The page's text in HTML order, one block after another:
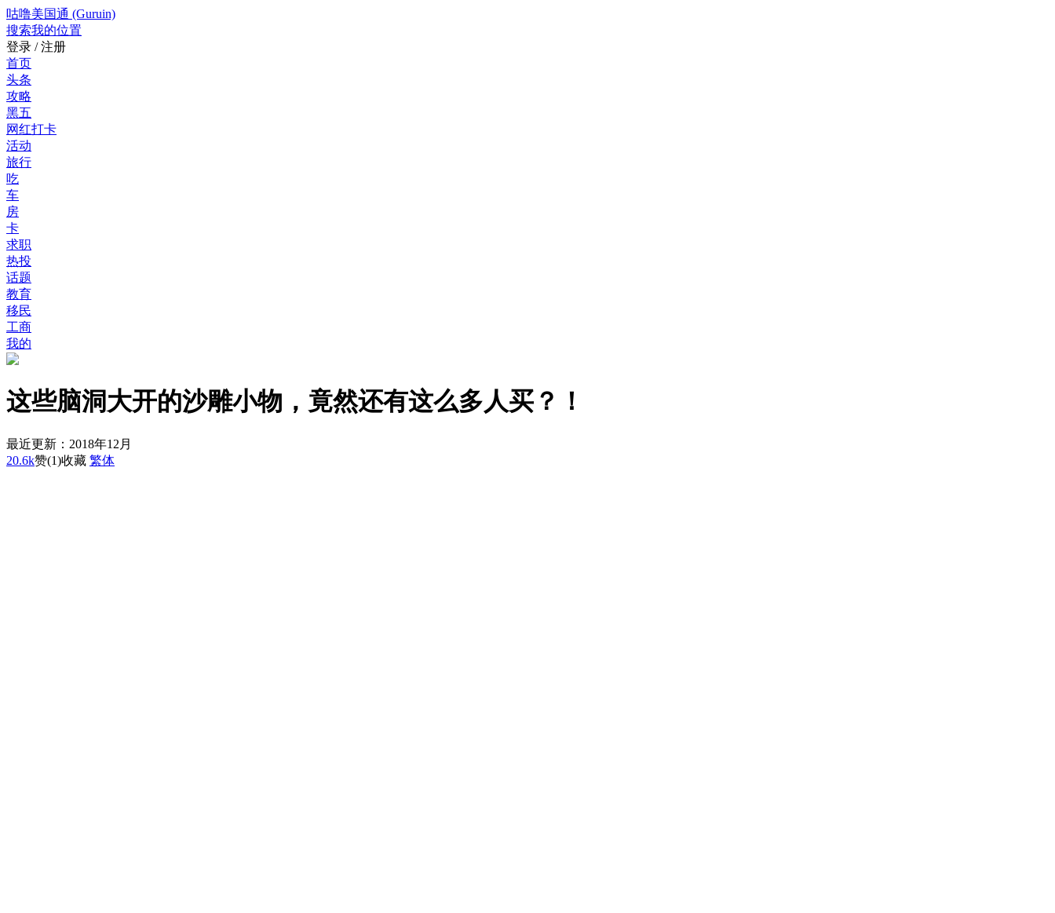
咕噜美国通 (Guruin)
搜索我的位置
登录 / 注册
首页
头条
攻略
黑五
网红打卡
活动
旅行
吃
车
房
卡
求职
热投
话题
教育
移民
工商
我的
这些脑洞大开的沙雕小物，竟然还有这么多人买？！
最近更新：2018年12月
20.6k赞(1)收藏 繁体